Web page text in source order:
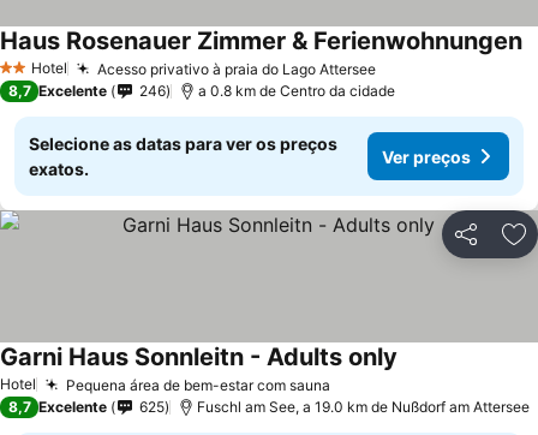
2 Estrelas
Hotel Acesso privativo à praia do Lago Attersee
Haus Rosenauer Zimmer & Ferienwohnungen
8,7 Excelente 246 a 0.8 km de Centro da cidade
Selecione as datas para ver os preços
exatos.
Ver preços
Partilhar
Hotel Pequena área de bem-estar com sauna
Garni Haus Sonnleitn - Adults only
8,7 Excelente 625 Fuschl am See, a 19.0 km de Nußdorf am Attersee